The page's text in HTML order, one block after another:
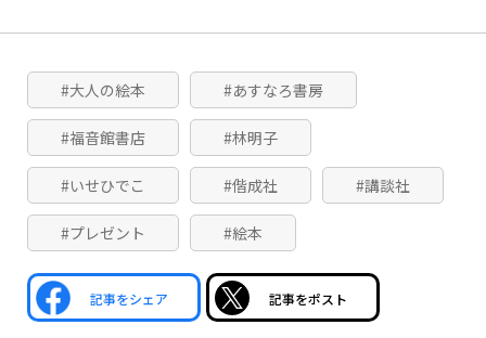
#大人の絵本 #あすなろ書房
#福音館書店 #林明子
#いせひでこ #偕成社 #講談社
#プレゼント #絵本
記事をシェア 記事をポスト